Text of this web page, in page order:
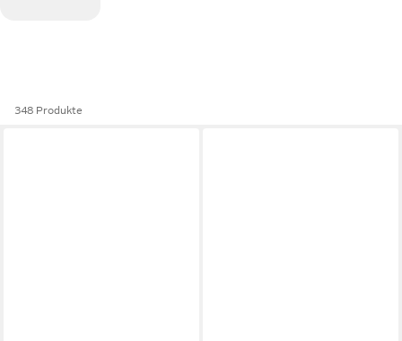
348 Produkte